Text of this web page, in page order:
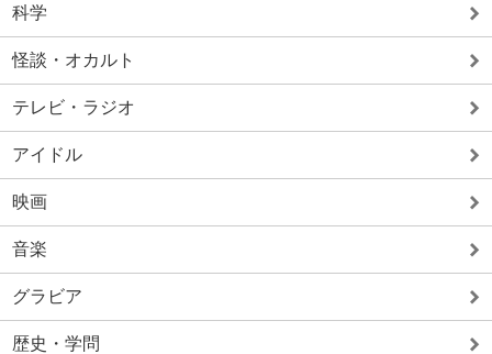
科学
怪談・オカルト
テレビ・ラジオ
アイドル
映画
音楽
グラビア
歴史・学問